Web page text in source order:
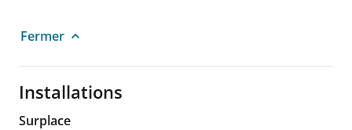
Fermer
Installations
Surplace